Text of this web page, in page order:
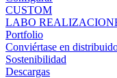
CUSTOM
LABO
Portfolio
Conviértase en
Sostenibilidad
Descargas